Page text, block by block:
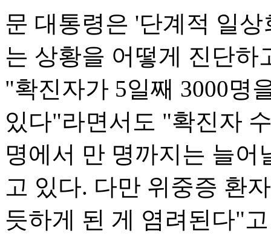
문 대통령은 '단계적 일
는 상황을 어떻게 진단하
"확진자가 5일째 3000명
있다"라면서도 "확진자
명에서 만 명까지는 늘
고 있다. 다만 위중증 환
듯하게 된 게 염려된다"